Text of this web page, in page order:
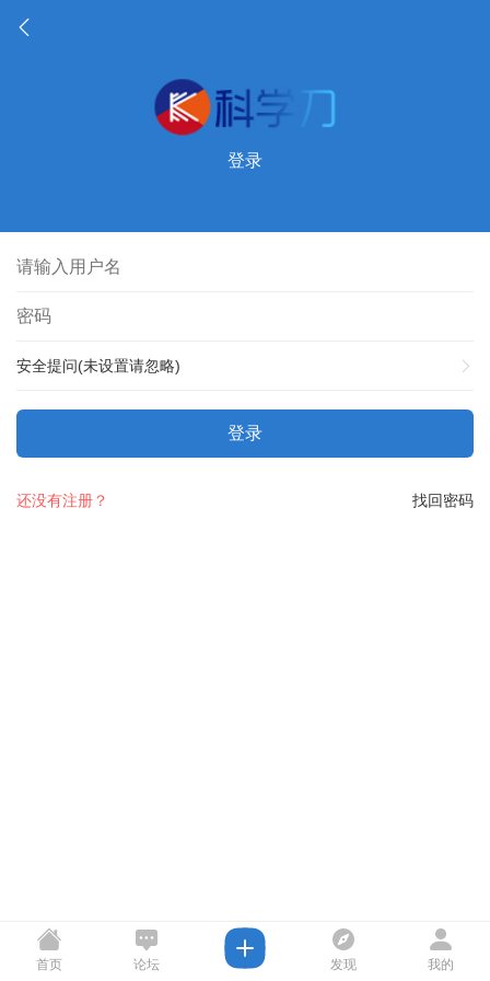
登录
安全提问(未设置请忽略)
登录
找回密码
还没有注册？
首页 论坛 发现 我的